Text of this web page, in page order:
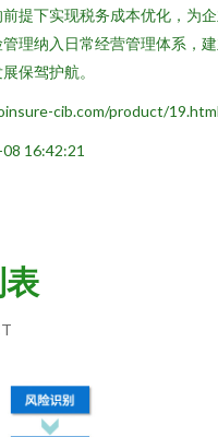
提下实现税务成本优化，为
理纳入日常经营管理体系，
保驾护航。
cib.com/product/
16:42:21